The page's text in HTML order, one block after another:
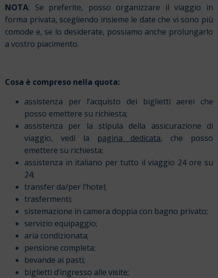
NOTA: Se preferite, posso organizzare il viaggio in
forma privata, scegliendo insieme le date che vi sono più
comode e, se lo desiderate, possiamo anche prolungarlo
a vostro piacimento.
Cosa è compreso nella quota:
assistenza per l’acquisto dei biglietti aerei che
posso emettere su richiesta;
assistenza per la stipula della assicurazione di
viaggio, vedi la pagina dedicata, che posso
emettere su richiesta;
assistenza in italiano per tutto il viaggio 24 ore su
24;
transfer da/per l’hotel;
trasfermenti;
sistemazione in camera doppia con bagno privato;
servizio equipaggio;
aria condizionata;
pensione completa;
bevande ai pasti;
biglietti d’ingresso alle visite;